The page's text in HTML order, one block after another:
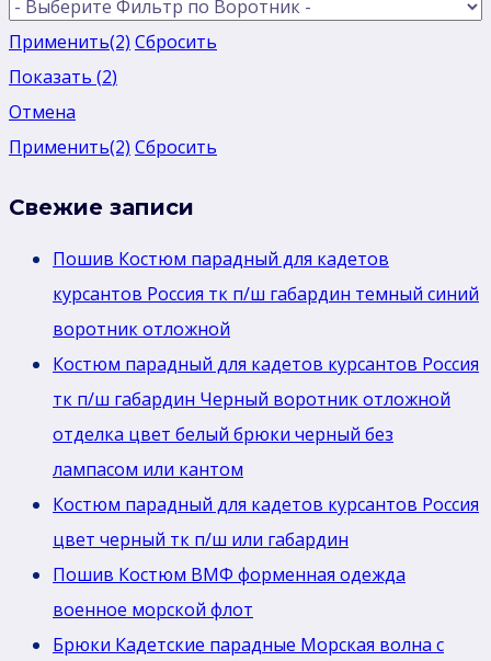
Применить(2) Сбросить
Показать (2)
Отмена
Применить(2) Сбросить
Свежие записи
Пошив Костюм парадный для кадетов
курсантов Россия тк п/ш габардин темный синий
воротник отложной
Костюм парадный для кадетов курсантов Россия
тк п/ш габардин Черный воротник отложной
отделка цвет белый брюки черный без
лaмпасом или кантом
Костюм парадный для кадетов курсантов Россия
цвет черный тк п/ш или габардин
Пошив Костюм ВМФ форменная одежда
военное морской флот
Брюки Кадетские парадные Морская волна с